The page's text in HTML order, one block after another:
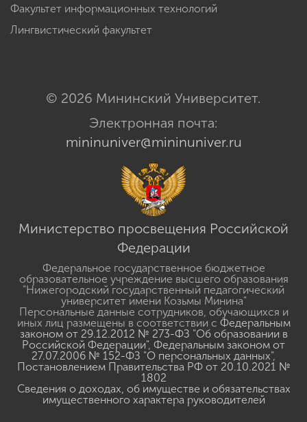
Факультет информационных технологий
Лингвистический факультет
© 2026 Мининский Университет.
Электронная почта:
mininuniver@mininuniver.ru
Министерство просвещения Российской
Федерации
Федеральное государственное бюджетное
образовательное учреждение высшего образования
"Нижегородский государственный педагогический
университет имени Козьмы Минина"
Персональные данные сотрудников, обучающихся и
иных лиц размещены в соответствии с Федеральным
законом от 29.12.2012 № 273-ФЗ "Об образовании в
Российской Федерации", Федеральным законом от
27.07.2006 № 152-ФЗ "О персональных данных",
Постановлением Правительства РФ от 20.10.2021 №
1802
Сведения о доходах, об имуществе и обязательствах
имущественного характера руководителей